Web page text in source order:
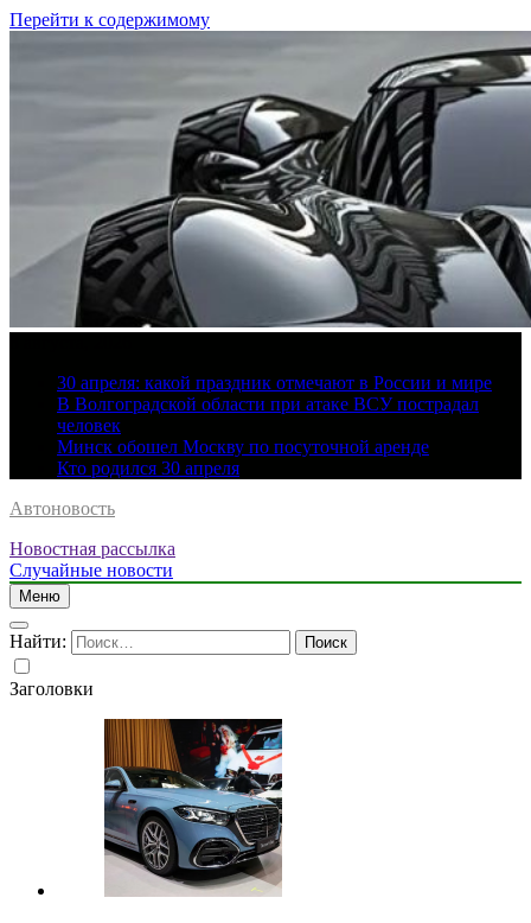
Перейти к содержимому
30 апреля: какой праздник отмечают в России и мире
В Волгоградской области при атаке ВСУ пострадал
человек
Минск обошел Москву по посуточной аренде
Кто родился 30 апреля
Автоновость
Новостная рассылка
Случайные новости
Меню
Найти:
Заголовки